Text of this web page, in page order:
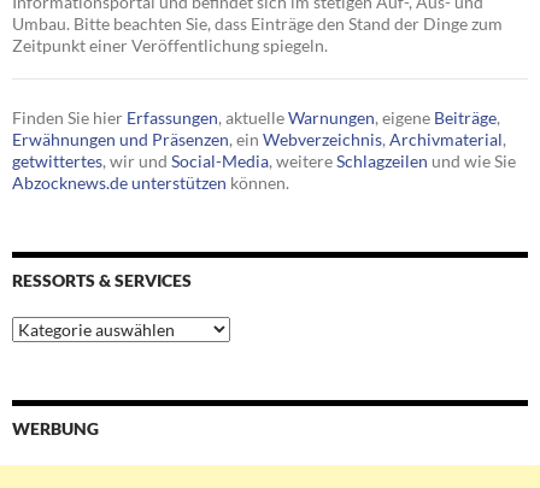
Umbau. Bitte beachten Sie, dass Einträge den Stand der Dinge zum
Zeitpunkt einer Veröffentlichung spiegeln.
Finden Sie hier Erfassungen, aktuelleWarnungen, eigene Beiträge,
Erwähnungen und Präsenzen, ein Webverzeichnis, Archivmaterial,
getwittertes, wir und Social-Media, weitereSchlagzeilen und wie Sie
Abzocknews.de unterstützen können.
RESSORTS & SERVICES
Ressorts
&
WERBUNG